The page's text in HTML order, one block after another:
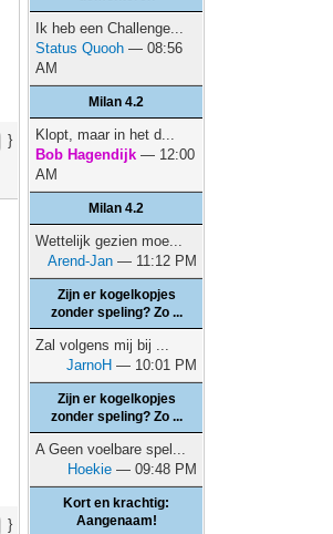
}
}
Ik heb een Challenge...
Status Quooh — 08:56
AM
Milan 4.2
Klopt, maar in het d...
Bob Hagendijk — 12:00
AM
Milan 4.2
Wettelijk gezien moe...
Arend-Jan — 11:12 PM
Zijn er kogelkopjes
zonder speling? Zo ...
Zal volgens mij bij ...
JarnoH — 10:01 PM
Zijn er kogelkopjes
zonder speling? Zo ...
A Geen voelbare spel...
Hoekie — 09:48 PM
Kort en krachtig:
Aangenaam!